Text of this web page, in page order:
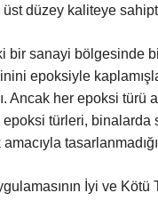
üst düzey kaliteye
bir sanayi bölgesinde
epoksiyle
Ancak her epoksi türü
epoksi türleri,
İyi ve Kötü